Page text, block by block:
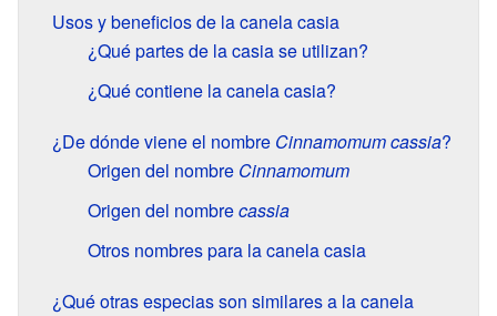
Usos y beneficios de la canela casia
¿Qué partes de la casia se utilizan?
¿Qué contiene la canela casia?
¿De dónde viene el nombre Cinnamomum cassia?
Origen del nombre Cinnamomum
Origen del nombrecassia
Otros nombres para la canela casia
¿Qué otras especias son similares a la canela